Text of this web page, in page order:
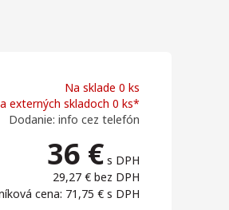
Na sklade 0 ks
externých skladoch 0 ks*
Dodanie: info cez telefón
36 € s DPH
29,27 € bez DPH
cena: 71,75 € s DPH